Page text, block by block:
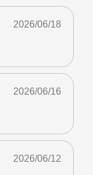
2026/06/18
2026/06/16
2026/06/12